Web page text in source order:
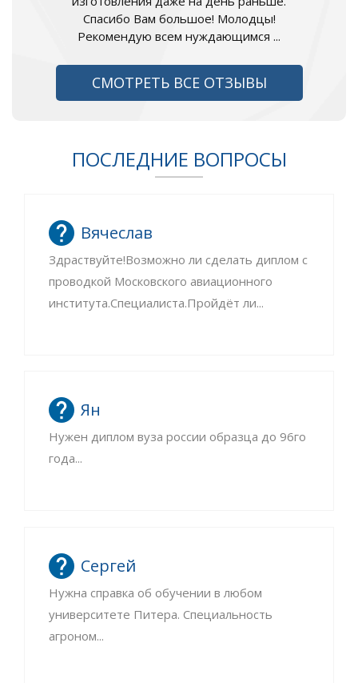
Спасибо Вам большое! Молодцы!
Рекомендую всем нуждающимся ...
СМОТРЕТЬ ВСЕ ОТЗЫВЫ
ПОСЛЕДНИЕ ВОПРОСЫ
Вячеслав
Здраствуйте!Возможно ли сделать диплом с
проводкой Московского авиационного
института.Специалиста.Пройдёт ли...
Ян
Нужен диплом вуза россии образца до 96го
года...
Сергей
Нужна справка об обучении в любом
университете Питера. Специальность
агроном...